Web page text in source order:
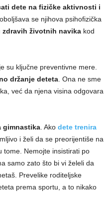
dete na fizičke aktivnosti i
se njihova psihofizička
životnih navika kod
su ključne preventivne mere.
držanje deteta. Ona ne sme
već da njena visina odgovara
gimnastika. Ako dete trenira
i želi da se preorijentiše na
tome. Nemojte insistirati po
samo zato što bi vi želeli da
Prevelike roditeljske
prema sportu, a to nikako